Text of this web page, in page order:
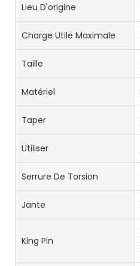
Lieu D'origine
Charge Utile Maximale
Taille
Matériel
Taper
Utiliser
Serrure De Torsion
Jante
King Pin